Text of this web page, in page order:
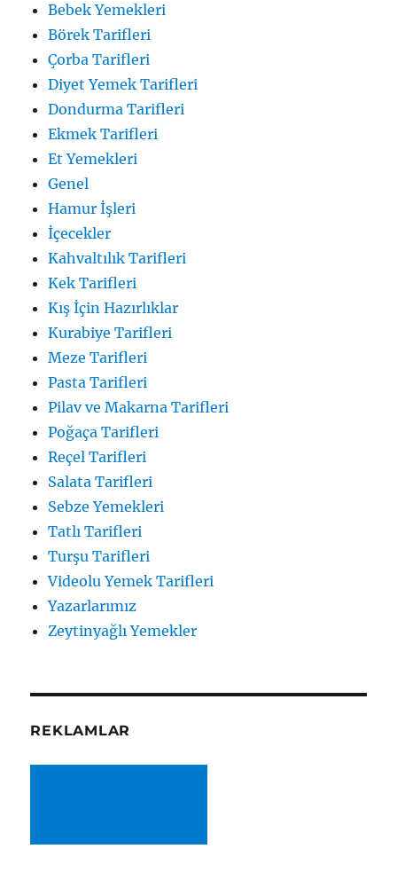
Bebek Yemekleri
Börek Tarifleri
Çorba Tarifleri
Diyet Yemek Tarifleri
Dondurma Tarifleri
Ekmek Tarifleri
Et Yemekleri
Genel
Hamur İşleri
İçecekler
Kahvaltılık Tarifleri
Kek Tarifleri
Kış İçin Hazırlıklar
Kurabiye Tarifleri
Meze Tarifleri
Pasta Tarifleri
Pilav ve Makarna Tarifleri
Poğaça Tarifleri
Reçel Tarifleri
Salata Tarifleri
Sebze Yemekleri
Tatlı Tarifleri
Turşu Tarifleri
Videolu Yemek Tarifleri
Yazarlarımız
Zeytinyağlı Yemekler
REKLAMLAR